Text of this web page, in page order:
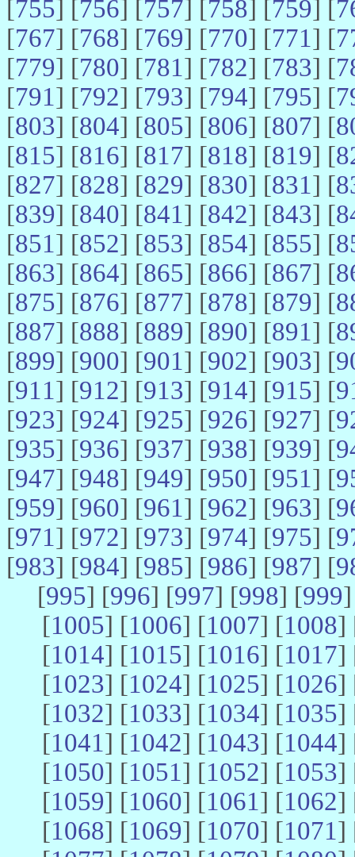
[755] [756] [757] [758] [759] [
[767] [768] [769] [770] [771] [
[779] [780] [781] [782] [783] [
[791] [792] [793] [794] [795] [
[803] [804] [805] [806] [807] [
[815] [816] [817] [818] [819] [
[827] [828] [829] [830] [831] [
[839] [840] [841] [842] [843] [
[851] [852] [853] [854] [855] [
[863] [864] [865] [866] [867] [
[875] [876] [877] [878] [879] [
[887] [888] [889] [890] [891] [
[899] [900] [901] [902] [903] [
[911] [912] [913] [914] [915] [
[923] [924] [925] [926] [927] [
[935] [936] [937] [938] [939] [
[947] [948] [949] [950] [951] [
[959] [960] [961] [962] [963] [
[971] [972] [973] [974] [975] [
[983] [984] [985] [986] [987] [
[995] [996] [997] [998] [999
[1005] [1006] [1007] [1008]
[1014] [1015] [1016] [1017]
[1023] [1024] [1025] [1026]
[1032] [1033] [1034] [1035]
[1041] [1042] [1043] [1044]
[1050] [1051] [1052] [1053]
[1059] [1060] [1061] [1062]
[1068] [1069] [1070] [1071]